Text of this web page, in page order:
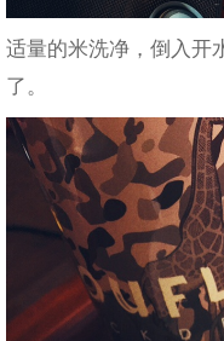
适量的米洗净，倒入开
了。